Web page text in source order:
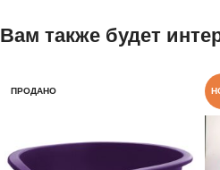
Вам также будет
ПРОДАНО